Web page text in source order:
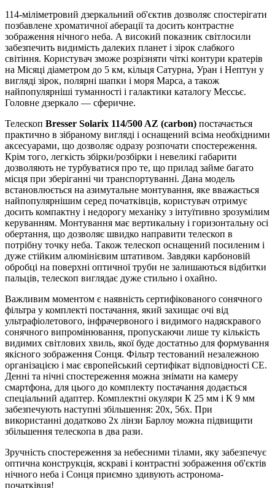
114-міліметровий дзеркальний об'єктив дозволяє спостерігати
позбавлене хроматичної аберації та досить контрастне
зображення нічного неба. А високий показник світлосили
забезпечить видимість далеких планет і зірок слабкого
світіння. Користувач зможе розрізняти чіткі контури кратерів
на Місяці діаметром до 5 км, кільця Сатурна, Уран і Нептун у
вигляді зірок, полярні шапки і моря Марса, а також
найпопулярніші туманності і галактики каталогу Мессьє.
Головне дзеркало — сферичне.
Телескоп Bresser Solarix 114/500 AZ (сarbon) постачається
практично в зібраному вигляді і оснащений всіма необхідними
аксесуарами, що дозволяє одразу розпочати спостереження.
Крім того, легкість збірки/розбірки і невеликі габарити
дозволяють не турбуватися про те, що прилад займе багато
місця при зберіганні чи транспортуванні. Дана модель
встановлюється на азимутальне монтування, яке вважається
найпопулярнішим серед початківців, користувач отримує
досить компактну і недорогу механіку з інтуїтивно зрозумілим
керуванням. Монтування має вертикальну і горизонтальну осі
обертання, що дозволяє швидко направити телескоп в
потрібну точку неба. Також телескоп оснащений посиленим і
дуже стійким алюмінієвим штативом. Завдяки карбоновій
обробці на поверхні оптичної труби не залишаються відбитки
пальців, телескоп виглядає дуже стильно і охайно.
Важливим моментом є наявність сертифікованого сонячного
фільтра у комплекті постачання, який захищає очі від
ультрафіолетового, інфрачервоного і видимого надяскравого
сонячного випромінювання, пропускаючи лише ту кількість
видимих світлових хвиль, якої буде достатньо для формування
якісного зображення Сонця. Фільтр тестований незалежною
організацією і має європейський сертифікат відповідності CE.
Денні та нічні спостереження можна знімати на камеру
смартфона, для цього до комплекту постачання додається
спеціальний адаптер. Комплектні окуляри К 25 мм і К 9 мм
забезпечують наступні збільшення: 20х, 56х. При
використанні додатково 2х лінзи Барлоу можна підвищити
збільшення телескопа в два рази.
Зручність спостереження за небесними тілами, яку забезпечує
оптична конструкція, яскраві і контрастні зображення об'єктів
нічного неба і Сонця приємно здивують астронома-
початківця!